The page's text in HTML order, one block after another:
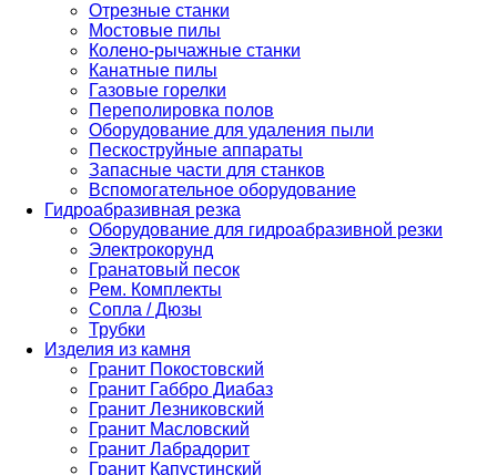
Отрезные станки
Мостовые пилы
Колено-рычажные станки
Канатные пилы
Газовые горелки
Переполировка полов
Оборудование для удаления пыли
Пескоструйные аппараты
Запасные части для станков
Вспомогательное оборудование
Гидроабразивная резка
Оборудование для гидроабразивной резки
Электрокорунд
Гранатовый песок
Рем. Комплекты
Сопла / Дюзы
Трубки
Изделия из камня
Гранит Покостовский
Гранит Габбро Диабаз
Гранит Лезниковский
Гранит Масловский
Гранит Лабрадорит
Гранит Капустинский